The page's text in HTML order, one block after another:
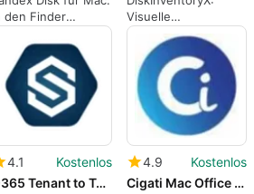
den Finder
Cloud mit
Backup
Visuelle
für Mac-Power-User
4.1
Kostenlos
O365 Tenant to Tenant Migration Tool for Mac
4.9
Kostenlos
Cigati Mac Office 365 Email Backup Tool